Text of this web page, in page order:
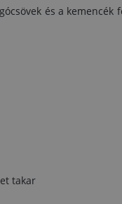
Régi
a sérült
és a kemencék
takar